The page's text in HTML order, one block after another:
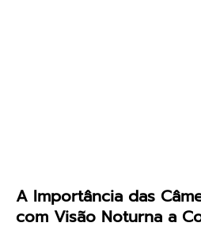
A Importância das
com Visão Noturna a